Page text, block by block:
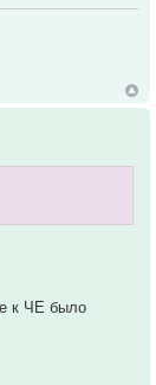
к ЧЕ было